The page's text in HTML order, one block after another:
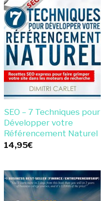
SEO – 7 Techniques pour
Développer votre
Référencement Naturel
14,95€